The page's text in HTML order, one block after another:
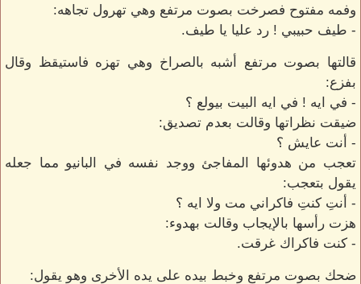
وفمه مفتوح فصرخت بصوت مرتفع وهي تهرول تجاهه:
- طيف حبيبي ! رد عليا يا طيف.
قالتها بصوت مرتفع أشبه بالصراخ وهي تهزه فاستيقظ وقال
بفزع:
- في ايه ! في ايه البيت بيولع ؟
ضيقت نظراتها وقالت بعدم تصديق:
- أنت عايش ؟
تعجب من هدوئها المفاجئ ووجد نفسه في البانيو مما جعله
يقول بتعجب:
- أنتِ كنتِ فاكراني مت ولا ايه ؟
هزت رأسها بالإيجاب وقالت بهدوء:
- كنت فاكراك غرقت.
ضحك بصوت مرتفع وخبط بيده على يده الأخرى وهو يقول: